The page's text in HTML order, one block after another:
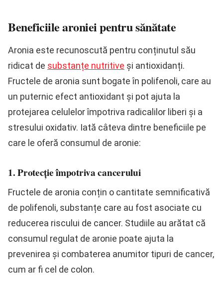
Beneficiile aroniei pentru sănătate
Aronia este recunoscută pentru conținutul său
ridicat de substanțe nutritive și antioxidanți.
Fructele de aronia sunt bogate în polifenoli, care au
un puternic efect antioxidant și pot ajuta la
protejarea celulelor împotriva radicalilor liberi și a
stresului oxidativ. Iată câteva dintre beneficiile pe
care le oferă consumul de aronie:
1. Protecție împotriva cancerului
Fructele de aronia conțin o cantitate semnificativă
de polifenoli, substanțe care au fost asociate cu
reducerea riscului de cancer. Studiile au arătat că
consumul regulat de aronie poate ajuta la
prevenirea și combaterea anumitor tipuri de cancer,
cum ar fi cel de colon.